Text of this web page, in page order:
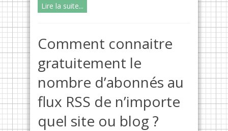
Lire la suite...
Comment connaitre
gratuitement le
nombre d’abonnés au
flux RSS de n’importe
quel site ou blog ?